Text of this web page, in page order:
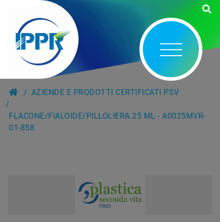
AZIENDE E PRODOTTI CERTIFICATI PSV
FLACONE/FIALOIDE/PILLOLIERA 25 ML - A0025MVR-
01-858